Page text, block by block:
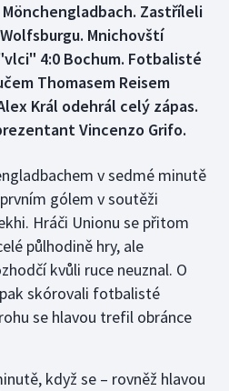
Zastříleli
Mnichovští
4:0 Bochum. Fotbalisté
Thomasem Reisem
Král odehrál celý zápas.
Vincenzo Grifo.
v sedmé minutě
gólem v soutěži
Hráči Unionu se přitom
půlhodině hry, ale
kvůli ruce neuznal. O
skórovali fotbalisté
se hlavou trefil obránce
když se – rovněž hlavou